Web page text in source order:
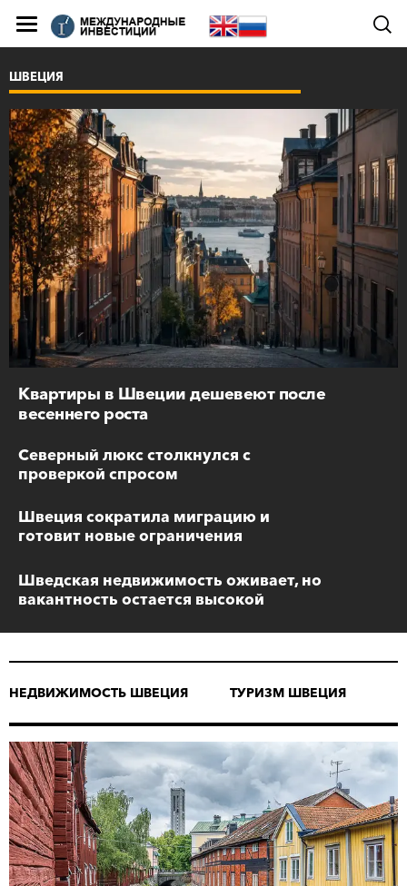
Квартиры в Швеции дешевеют после
весеннего роста
ШВЕЦИЯ
Северный люкс столкнулся с
проверкой спросом
Швеция сократила миграцию и
готовит новые ограничения
Шведская недвижимость оживает, но
вакантность остается высокой
НЕДВИЖИМОСТЬ ШВЕЦИЯ ТУРИЗМ ШВЕЦИЯ